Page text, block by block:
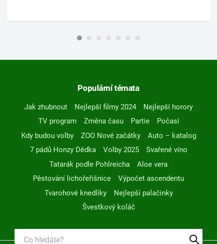
Populární témata
Jak zhubnout Nejlepší filmy 2024
Nejlepší horory
TV program
Změna času Partie
Počasí
Kdy budou volby
ZOO Nové začátky
Auto – katalog
7 pádů Honzy Dědka
Volby 2025
Svařené víno
Tatarák podle Pohlreicha
Aloe vera
Pěstování lichořeřišnice
Výpočet ascendentu
Tvarohové knedlíky
Nejlepší palačinky
Švestkový koláč